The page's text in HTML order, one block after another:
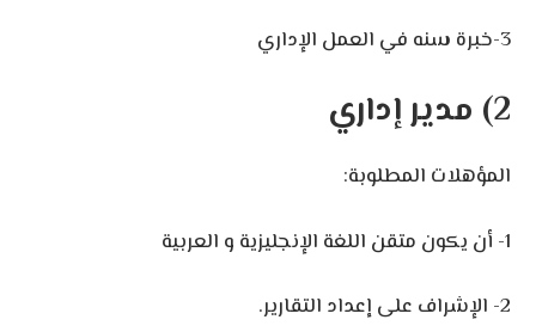
3-خبرة سنه في العمل الإداري
2) مدير إداري
المؤهلات المطلوبة:
1- أن يكون متقن اللغة الإنجليزية و العربية
2- الإشراف على إعداد التقارير.